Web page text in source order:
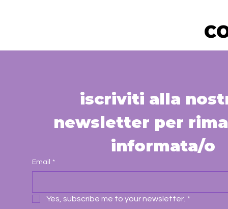
iscriviti alla
newsletter per
informata/o
Email *
Yes, subscribe me to your newsletter. *